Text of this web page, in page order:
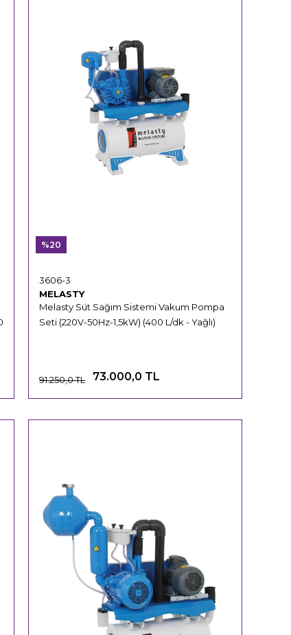
MELASTY
Melasty Süt Sağım Sistemi Vakum Pompa
Seti (220V-50Hz-1,5kW) (400 L/dk - Yağlı)
3606-3
73.000,0 TL
91.250,0 TL
%20